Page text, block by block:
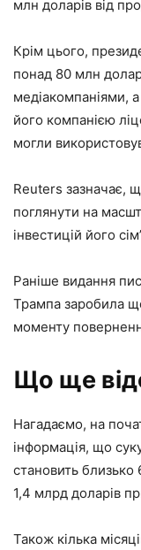
млн доларів від
Крім цього,
понад 80 млн
медіакомпаніями,
його компанією
могли
Reuters зазначає,
поглянути на
інвестицій його
Раніше видання
Трампа заробила
моменту
Що ще
Нагадаємо, на
інформація, що
становить близько
1,4 млрд доларів
Також кілька